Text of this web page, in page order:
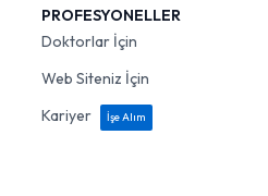
PROFESYONELLER
Doktorlar İçin
Web Siteniz İçin
Kariyer
İşe Alım